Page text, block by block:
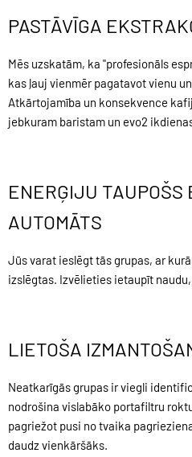
PASTĀVĪGA
Mēs uzskatām, ka "profesionāls
kas ļauj vienmēr pagatavot vienu
Atkārtojamība un konsekvence
jebkuram baristam un evo2
ENERĢIJU TAUPOŠS
AUTOMĀTS
Jūs varat ieslēgt tās grupas, ar
izslēgtas. Izvēlieties ietaupīt
LIETOŠA
Neatkarīgās grupas ir viegli
nodrošina vislabāko portafiltru
pagriežot pusi no tvaika
daudz vienkāršāks.